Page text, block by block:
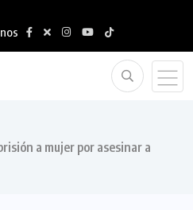
a mujer por asesinar a